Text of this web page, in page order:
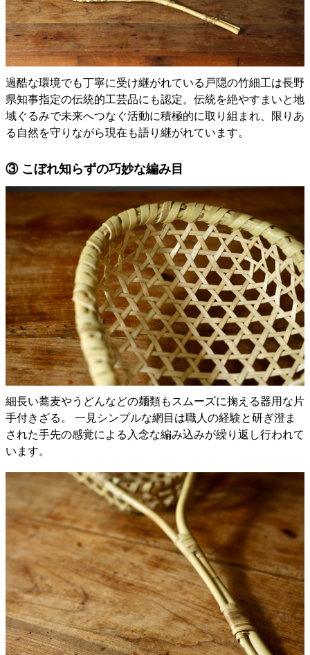
過酷な環境でも丁寧に受け継がれている戸隠の竹細工は長野
県知事指定の伝統的工芸品にも認定。伝統を絶やすまいと地
域ぐるみで未来へつなぐ活動に積極的に取り組まれ、限りあ
る自然を守りながら現在も語り継がれています。
③ こぼれ知らずの巧妙な編み目
細長い蕎麦やうどんなどの麺類もスムーズに掬える器用な片
手付きざる。 一見シンプルな網目は職人の経験と研ぎ澄ま
された手先の感覚による入念な編み込みが繰り返し行われて
います。